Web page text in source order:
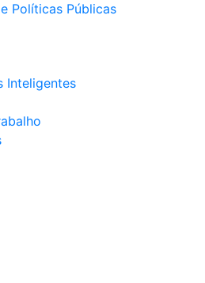
Políticas Públicas
Inteligentes